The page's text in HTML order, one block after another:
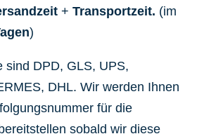
+ Transportzeit. (im
)
sind DPD, GLS, UPS,
DHL. Wir werden Ihnen
für die
sobald wir diese